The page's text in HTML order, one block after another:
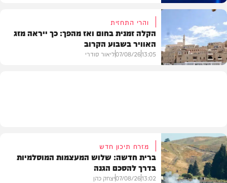
פוליטי
והרי התחזית
הקלה זמנית בחום ואז מהפך: כך ייראה מזג
האוויר בשבוע הקרוב
13:05
07/08/26ליאור סודרי
מזרח תיכון חדש
ברית חדשה: שלוש המעצמות המוסלמיות
בדרך להסכם הגנה
13:02
07/08/26יצחק כהן